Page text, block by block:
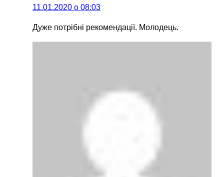
11.01.2020 о 08:03
Дуже потрібні рекомендації. Молодець.